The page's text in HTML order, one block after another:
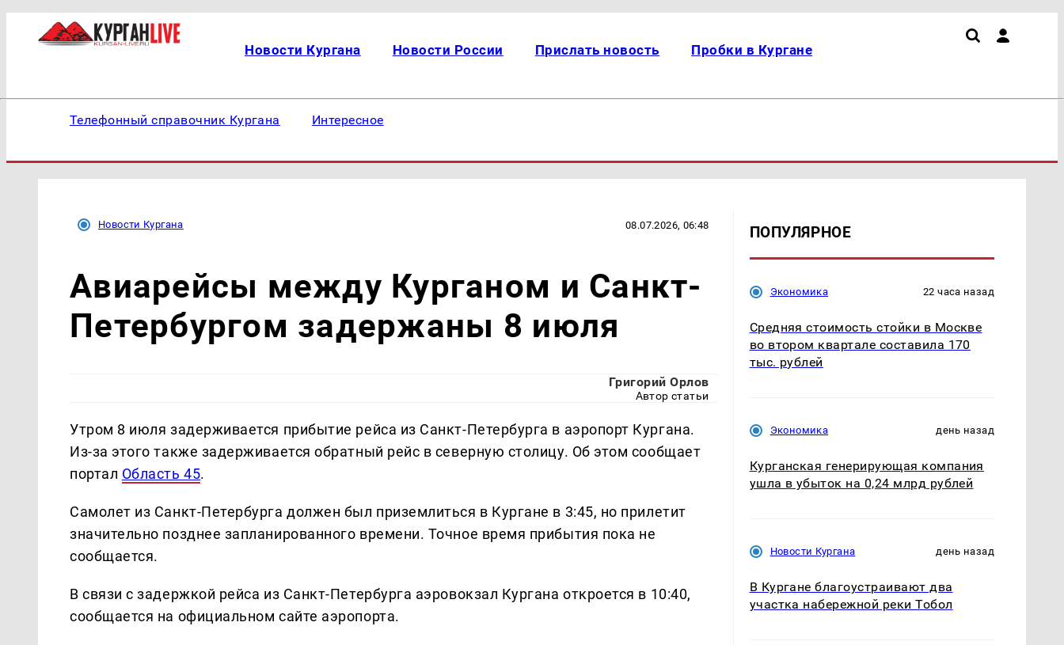
Новости Кургана Новости России Прислать новость Пробки в Кургане
Телефонный справочник Кургана Интересное
Новости Кургана 08.07.2026, 06:48
Авиарейсы между Курганом и Санкт-
Петербургом задержаны 8 июля
Григорий Орлов
Автор статьи
Утром 8 июля задерживается прибытие рейса из Санкт-Петербурга в аэропорт Кургана.
Из-за этого также задерживается обратный рейс в северную столицу. Об этом сообщает
портал Область 45.
Самолет из Санкт-Петербурга должен был приземлиться в Кургане в 3:45, но прилетит
значительно позднее запланированного времени. Точное время прибытия пока не
сообщается.
В связи с задержкой рейса из Санкт-Петербурга аэровокзал Кургана откроется в 10:40,
сообщается на официальном сайте аэропорта.
ПОПУЛЯРНОЕ
Экономика 22 часа назад
Средняя стоимость стойки в Москве
во втором квартале составила 170
тыс. рублей
Экономика день назад
Курганская генерирующая компания
ушла в убыток на 0,24 млрд рублей
Новости Кургана день назад
В Кургане благоустраивают два
участка набережной реки Тобол